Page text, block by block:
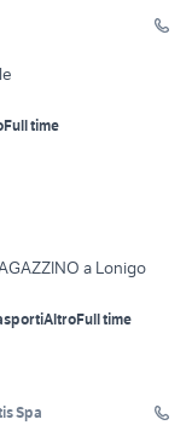
Full time
a Lonigo
AltroFull time
Spa